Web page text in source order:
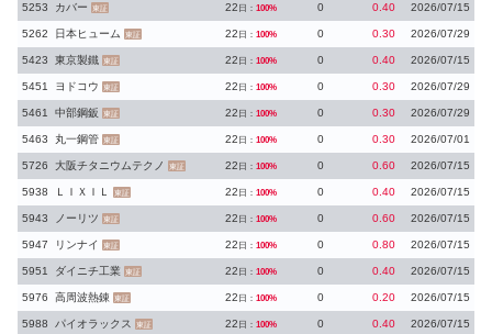
5253 カバー 東証 22 日： 100% 0 0.40 2026/07/15
5262 日本ヒューム 東証 22 日： 100% 0 0.30 2026/07/29
5423 東京製鐵 東証 22 日： 100% 0 0.40 2026/07/15
5451 ヨドコウ 東証 22 日： 100% 0 0.30 2026/07/29
5461 中部鋼鈑 東証 22 日： 100% 0 0.30 2026/07/29
5463 丸一鋼管 東証 22 日： 100% 0 0.30 2026/07/01
5726 大阪チタニウムテクノ 東証 22 日： 100% 0 0.60 2026/07/15
5938 ＬＩＸＩＬ 東証 22 日： 100% 0 0.40 2026/07/15
5943 ノーリツ 東証 22 日： 100% 0 0.60 2026/07/15
5947 リンナイ 東証 22 日： 100% 0 0.80 2026/07/15
5951 ダイニチ工業 東証 22 日： 100% 0 0.40 2026/07/15
5976 高周波熱錬 東証 22 日： 100% 0 0.20 2026/07/15
5988 パイオラックス 東証 22 日： 100% 0 0.40 2026/07/15